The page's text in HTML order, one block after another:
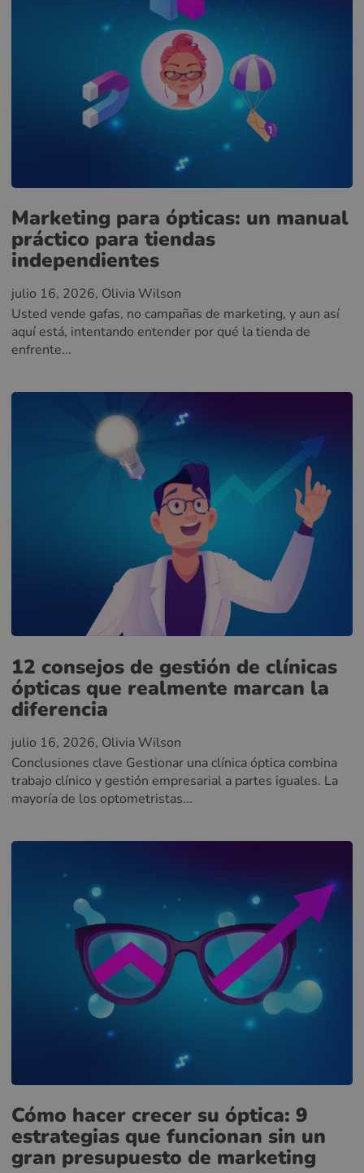
Marketing para ópticas: un manual
práctico para tiendas
independientes
julio 16, 2026, Olivia Wilson
Usted vende gafas, no campañas de marketing, y aun así
aquí está, intentando entender por qué la tienda de
enfrente...
12 consejos de gestión de clínicas
ópticas que realmente marcan la
diferencia
julio 16, 2026, Olivia Wilson
Conclusiones clave Gestionar una clínica óptica combina
trabajo clínico y gestión empresarial a partes iguales. La
mayoría de los optometristas...
Cómo hacer crecer su óptica: 9
estrategias que funcionan sin un
gran presupuesto de marketing